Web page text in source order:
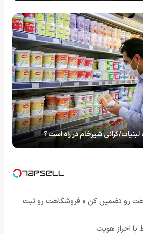
گرانی شیرخام در راه است؟
رو تضمین کن « فروشگاهت رو ثبت